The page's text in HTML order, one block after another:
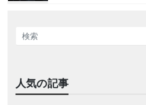
人気の記事